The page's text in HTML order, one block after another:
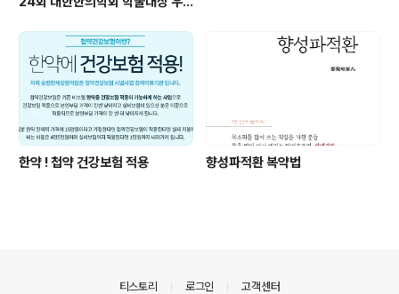
한약 ! 첩약 건강보험 적용 향성파적환 복약법
티스토리 로그인 고객센터